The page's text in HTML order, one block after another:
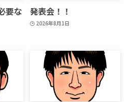
要な
発表会！！
2026年8月1日